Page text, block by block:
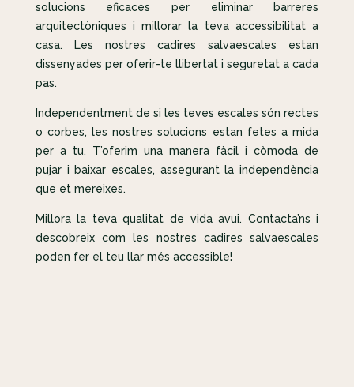
solucions eficaces per eliminar barreres
arquitectòniques i millorar la teva accessibilitat a
casa. Les nostres cadires salvaescales estan
dissenyades per oferir-te llibertat i seguretat a cada
pas.
Independentment de si les teves escales són rectes
o corbes, les nostres solucions estan fetes a mida
per a tu. T’oferim una manera fàcil i còmoda de
pujar i baixar escales, assegurant la independència
que et mereixes.
Millora la teva qualitat de vida avui. Contacta’ns i
descobreix com les nostres cadires salvaescales
poden fer el teu llar més accessible!